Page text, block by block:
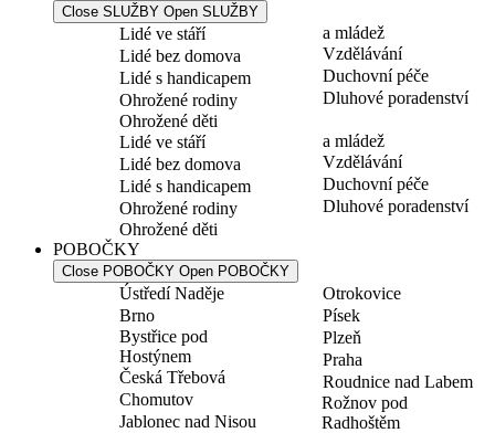
Close SLUŽBY Open SLUŽBY
Lidé ve stáří
Lidé bez domova
Lidé s handicapem
Ohrožené rodiny
Ohrožené děti
a mládež
Vzdělávání
Duchovní péče
Dluhové poradenství
Lidé ve stáří
Lidé bez domova
Lidé s handicapem
Ohrožené rodiny
Ohrožené děti
a mládež
Vzdělávání
Duchovní péče
Dluhové poradenství
POBOČKY
Close POBOČKY Open POBOČKY
Ústředí Naděje
Brno
Bystřice pod
Hostýnem
Česká Třebová
Chomutov
Jablonec nad Nisou
Otrokovice
Písek
Plzeň
Praha
Roudnice nad Labem
Rožnov pod
Radhoštěm